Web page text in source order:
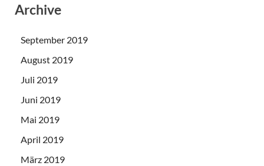
Archive
September 2019
August 2019
Juli 2019
Juni 2019
Mai 2019
April 2019
März 2019